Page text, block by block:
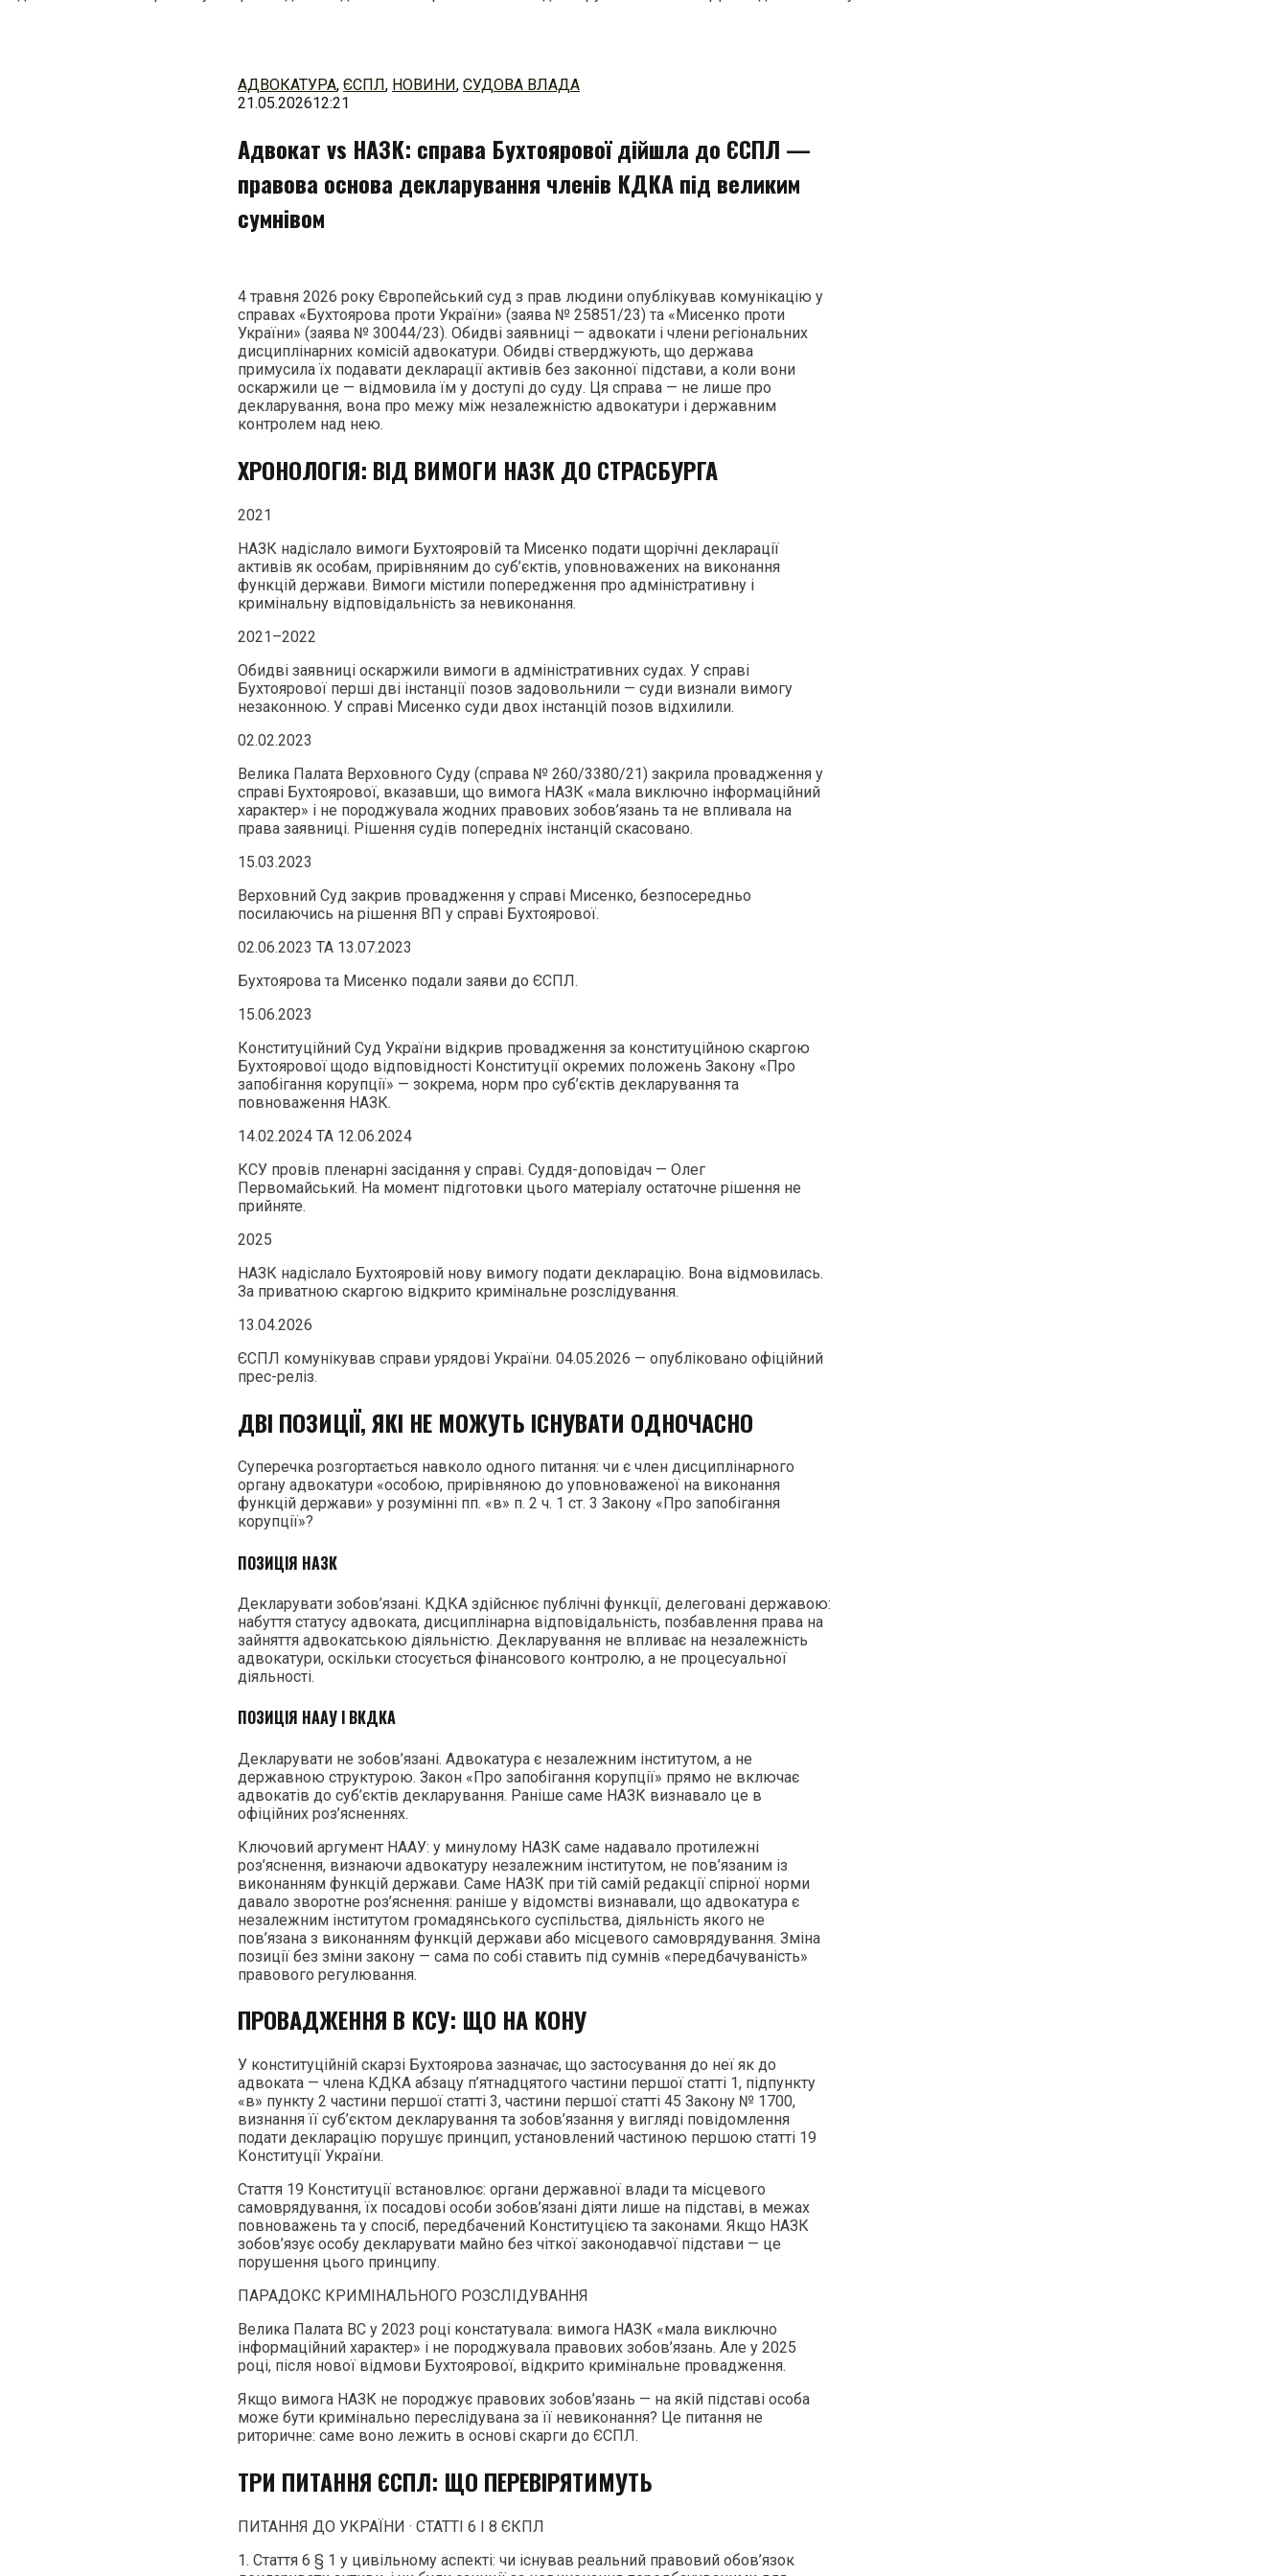
АДВОКАТУРА, ЄСПЛ, НОВИНИ, СУДОВА ВЛАДА
21.05.202612:21
Адвокат vs НАЗК: справа Бухтоярової дійшла до ЄСПЛ —
правова основа декларування членів КДКА під великим
сумнівом
4 травня 2026 року Європейський суд з прав людини опублікував комунікацію у
справах «Бухтоярова проти України» (заява № 25851/23) та «Мисенко проти
України» (заява № 30044/23). Обидві заявниці — адвокати і члени регіональних
дисциплінарних комісій адвокатури. Обидві стверджують, що держава
примусила їх подавати декларації активів без законної підстави, а коли вони
оскаржили це — відмовила їм у доступі до суду. Ця справа — не лише про
декларування, вона про межу між незалежністю адвокатури і державним
контролем над нею.
ХРОНОЛОГІЯ: ВІД ВИМОГИ НАЗК ДО СТРАСБУРГА
2021
НАЗК надіслало вимоги Бухтояровій та Мисенко подати щорічні декларації
активів як особам, прирівняним до суб’єктів, уповноважених на виконання
функцій держави. Вимоги містили попередження про адміністративну і
кримінальну відповідальність за невиконання.
2021–2022
Обидві заявниці оскаржили вимоги в адміністративних судах. У справі
Бухтоярової перші дві інстанції позов задовольнили — суди визнали вимогу
незаконною. У справі Мисенко суди двох інстанцій позов відхилили.
02.02.2023
Велика Палата Верховного Суду (справа № 260/3380/21) закрила провадження у
справі Бухтоярової, вказавши, що вимога НАЗК «мала виключно інформаційний
характер» і не породжувала жодних правових зобов’язань та не впливала на
права заявниці. Рішення судів попередніх інстанцій скасовано.
15.03.2023
Верховний Суд закрив провадження у справі Мисенко, безпосередньо
посилаючись на рішення ВП у справі Бухтоярової.
02.06.2023 ТА 13.07.2023
Бухтоярова та Мисенко подали заяви до ЄСПЛ.
15.06.2023
Конституційний Суд України відкрив провадження за конституційною скаргою
Бухтоярової щодо відповідності Конституції окремих положень Закону «Про
запобігання корупції» — зокрема, норм про суб’єктів декларування та
повноваження НАЗК.
14.02.2024 ТА 12.06.2024
КСУ провів пленарні засідання у справі. Суддя-доповідач — Олег
Первомайський. На момент підготовки цього матеріалу остаточне рішення не
прийняте.
2025
НАЗК надіслало Бухтояровій нову вимогу подати декларацію. Вона відмовилась.
За приватною скаргою відкрито кримінальне розслідування.
13.04.2026
ЄСПЛ комунікував справи урядові України. 04.05.2026 — опубліковано офіційний
прес-реліз.
ДВІ ПОЗИЦІЇ, ЯКІ НЕ МОЖУТЬ ІСНУВАТИ ОДНОЧАСНО
Суперечка розгортається навколо одного питання: чи є член дисциплінарного
органу адвокатури «особою, прирівняною до уповноваженої на виконання
функцій держави» у розумінні пп. «в» п. 2 ч. 1 ст. 3 Закону «Про запобігання
корупції»?
ПОЗИЦІЯ НАЗК
Декларувати зобов’язані. КДКА здійснює публічні функції, делеговані державою:
набуття статусу адвоката, дисциплінарна відповідальність, позбавлення права на
зайняття адвокатською діяльністю. Декларування не впливає на незалежність
адвокатури, оскільки стосується фінансового контролю, а не процесуальної
діяльності.
ПОЗИЦІЯ НААУ І ВКДКА
Декларувати не зобов’язані. Адвокатура є незалежним інститутом, а не
державною структурою. Закон «Про запобігання корупції» прямо не включає
адвокатів до суб’єктів декларування. Раніше саме НАЗК визнавало це в
офіційних роз’ясненнях.
Ключовий аргумент НААУ: у минулому НАЗК саме надавало протилежні
роз’яснення, визнаючи адвокатуру незалежним інститутом, не пов’язаним із
виконанням функцій держави. Саме НАЗК при тій самій редакції спірної норми
давало зворотне роз’яснення: раніше у відомстві визнавали, що адвокатура є
незалежним інститутом громадянського суспільства, діяльність якого не
пов’язана з виконанням функцій держави або місцевого самоврядування. Зміна
позиції без зміни закону — сама по собі ставить під сумнів «передбачуваність»
правового регулювання.
ПРОВАДЖЕННЯ В КСУ: ЩО НА КОНУ
У конституційній скарзі Бухтоярова зазначає, що застосування до неї як до
адвоката — члена КДКА абзацу п’ятнадцятого частини першої статті 1, підпункту
«в» пункту 2 частини першої статті 3, частини першої статті 45 Закону № 1700,
визнання її суб’єктом декларування та зобов’язання у вигляді повідомлення
подати декларацію порушує принцип, установлений частиною першою статті 19
Конституції України.
Стаття 19 Конституції встановлює: органи державної влади та місцевого
самоврядування, їх посадові особи зобов’язані діяти лише на підставі, в межах
повноважень та у спосіб, передбачений Конституцією та законами. Якщо НАЗК
зобов’язує особу декларувати майно без чіткої законодавчої підстави — це
порушення цього принципу.
ПАРАДОКС КРИМІНАЛЬНОГО РОЗСЛІДУВАННЯ
Велика Палата ВС у 2023 році констатувала: вимога НАЗК «мала виключно
інформаційний характер» і не породжувала правових зобов’язань. Але у 2025
році, після нової відмови Бухтоярової, відкрито кримінальне провадження.
Якщо вимога НАЗК не породжує правових зобов’язань — на якій підставі особа
може бути кримінально переслідувана за її невиконання? Це питання не
риторичне: саме воно лежить в основі скарги до ЄСПЛ.
ТРИ ПИТАННЯ ЄСПЛ: ЩО ПЕРЕВІРЯТИМУТЬ
ПИТАННЯ ДО УКРАЇНИ · СТАТТІ 6 І 8 ЄКПЛ
1. Стаття 6 § 1 у цивільному аспекті: чи існував реальний правовий обов’язок